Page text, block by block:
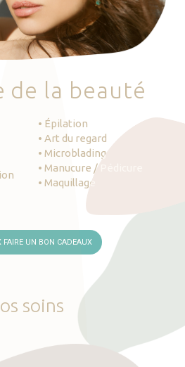
de la beauté
• Épilation
• Art du regard
• Microblading
• Manucure / Pédicure
• Maquillage
UN BON CADEAUX
soins